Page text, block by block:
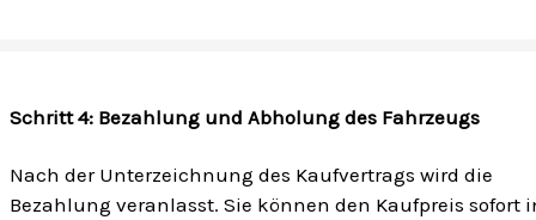
Schritt 4: Bezahlung und Abholung des Fahrzeugs
Nach der Unterzeichnung des Kaufvertrags wird die
Bezahlung veranlasst. Sie können den Kaufpreis sofort